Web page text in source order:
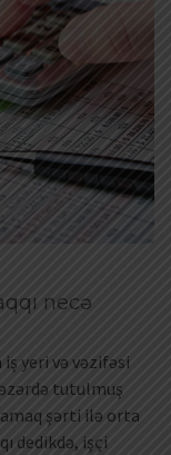
necə
yeri və vəzifəsi
tutulmuş
şərti ilə orta
dedikdə, işçi